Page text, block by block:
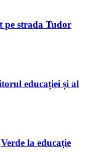
pe strada Tudor
educației și al
la educație